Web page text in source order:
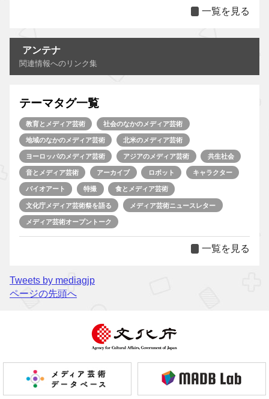
一覧を見る
アンテナ
関連情報へのリンク集
テーマタグ一覧
教育とメディア芸術 社会のなかのメディア芸術
地域のなかのメディア芸術 北米のメディア芸術
ヨーロッパのメディア芸術 アジアのメディア芸術 共生社会
音とメディア芸術 アーカイブ ロボット キャラクター
バイオアート 特撮 食とメディア芸術
文化庁メディア芸術祭を語る メディア芸術ニュースレター
メディア芸術オープントーク
一覧を見る
Tweets by mediagjp
ページの先頭へ